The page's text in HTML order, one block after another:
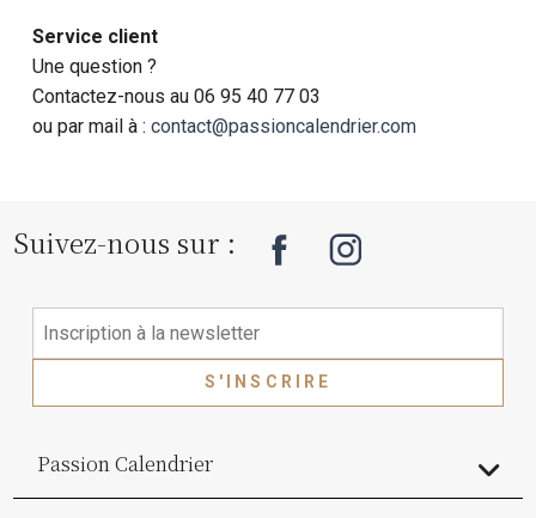
Service client
Une question ?
Contactez-nous au 06 95 40 77 03
ou par mail à :contact@passioncalendrier.com
Suivez-nous sur :
S'INSCRIRE
Passion Calendrier